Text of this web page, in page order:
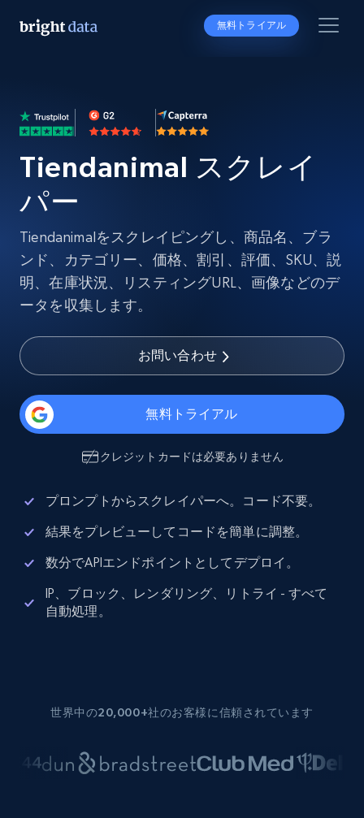
無料トライアル
Tiendanimal スクレイ
パー
Tiendanimalをスクレイピングし、商品名、ブラ
ンド、カテゴリー、価格、割引、評価、SKU、説
明、在庫状況、リスティングURL、画像などのデ
ータを収集します。
お問い合わせ
無料トライアル
クレジットカードは必要ありません
プロンプトからスクレイパーへ。コード不要。
結果をプレビューしてコードを簡単に調整。
数分でAPIエンドポイントとしてデプロイ。
IP、ブロック、レンダリング、リトライ - すべて
自動処理。
世界中の20,000+社のお客様に信頼されています